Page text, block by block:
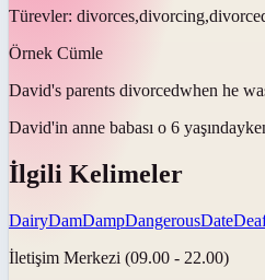
Türevler:
Örnek Cümle
David's parents divorcedwhen he
David'in anne babası o 6
İlgili Kelimeler
DairyDamDampDangerousDate
İletişim Merkezi (09.00 - 22.00)